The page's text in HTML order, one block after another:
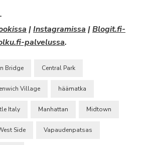
|Instagramissa |Blogit.fi-
palvelussa.
Bridge Central Park
Village häämatka
Italy Manhattan Midtown
Side Vapaudenpatsas